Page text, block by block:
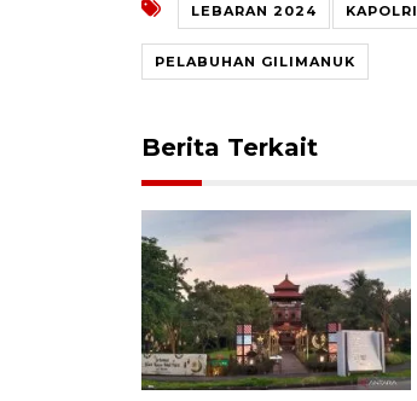
LEBARAN 2024 KAPOLRI
PELABUHAN GILIMANUK
Berita Terkait